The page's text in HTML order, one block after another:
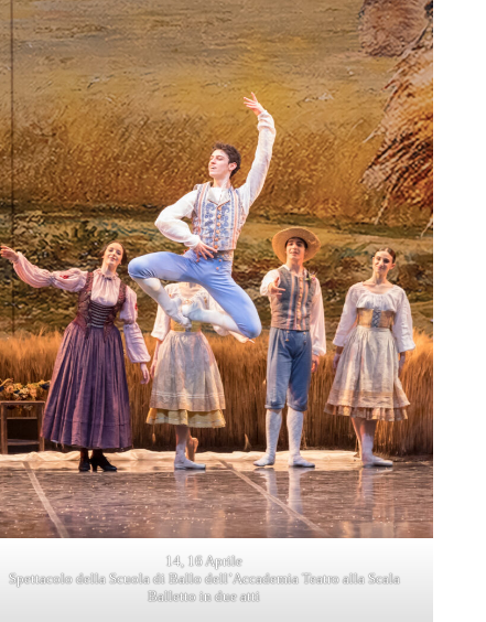
14, 16 Aprile
Spettacolo della Scuola di Ballo dell’Accademia Teatro alla Scala
Balletto in due atti